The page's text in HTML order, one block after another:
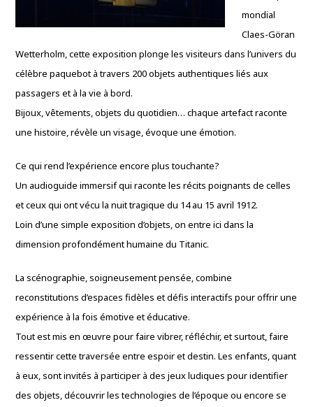
mondial
Claes-Göran
Wetterholm, cette exposition plonge les visiteurs dans l’univers du
célèbre paquebot à travers 200 objets authentiques liés aux
passagers et à la vie à bord.
Bijoux, vêtements, objets du quotidien… chaque artefact raconte
une histoire, révèle un visage, évoque une émotion.
Ce qui rend l’expérience encore plus touchante?
Un audioguide immersif qui raconte les récits poignants de celles
et ceux qui ont vécu la nuit tragique du 14 au 15 avril 1912.
Loin d’une simple exposition d’objets, on entre ici dans la
dimension profondément humaine du Titanic.
La scénographie, soigneusement pensée, combine
reconstitutions d’espaces fidèles et défis interactifs pour offrir une
expérience à la fois émotive et éducative.
Tout est mis en œuvre pour faire vibrer, réfléchir, et surtout, faire
ressentir cette traversée entre espoir et destin. Les enfants, quant
à eux, sont invités à participer à des jeux ludiques pour identifier
des objets, découvrir les technologies de l’époque ou encore se